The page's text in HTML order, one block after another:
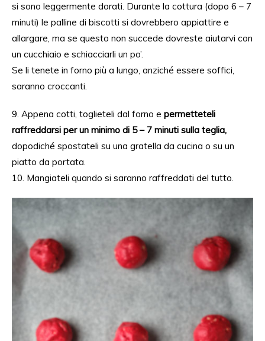
si sono leggermente dorati. Durante la cottura (dopo 6 – 7
minuti) le palline di biscotti si dovrebbero appiattire e
allargare, ma se questo non succede dovreste aiutarvi con
un cucchiaio e schiacciarli un po’.
Se li tenete in forno più a lungo, anziché essere soffici,
saranno croccanti.
9. Appena cotti, toglieteli dal forno e permetteteli
raffreddarsi per un minimo di 5 – 7 minuti sulla teglia,
dopodiché spostateli su una gratella da cucina o su un
piatto da portata.
10. Mangiateli quando si saranno raffreddati del tutto.